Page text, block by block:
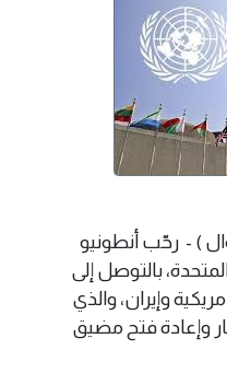
في 15 يونيو 2026 ( وال ) - رحّب أنطونيو
بالتوصل إلى
وإيران، والذي
وإعادة فتح مضيق